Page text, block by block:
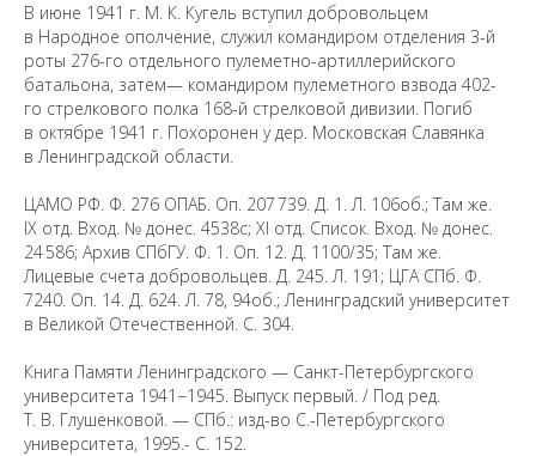
В июне 1941 г. М. К. Кугель вступил добровольцем
в Народное ополчение, служил командиром отделения 3-й
роты 276-го отдельного пулеметно-артиллерийского
батальона, затем— командиром пулеметного взвода 402-
го стрелкового полка 168-й стрелковой дивизии. Погиб
в октябре 1941 г. Похоронен у дер. Московская Славянка
в Ленинградской области.
ЦАМО РФ. Ф. 276 ОПАБ. Оп. 207 739. Д. 1. Л. 106об.; Там же.
IX отд. Вход. № донес. 4538с; XI отд. Список. Вход. № донес.
24 586; Архив СПбГУ. Ф. 1. Оп. 12. Д. 1100/35; Там же.
Лицевые счета добровольцев. Д. 245. Л. 191; ЦГА СПб. Ф.
7240. Оп. 14. Д. 624. Л. 78, 94об.; Ленинградский университет
в Великой Отечественной. С. 304.
Книга Памяти Ленинградского — Санкт-Петербургского
университета 1941−1945. Выпуск первый. / Под ред.
Т. В. Глушенковой. — СПб.: изд-во С.-Петербургского
университета, 1995.- С. 152.
Предложить
дополнения к материалу
Уважаемые универсанты и гости! Если
вы заметили неточность в опубликованных
сведениях, пожалуйста, сообщите об этом